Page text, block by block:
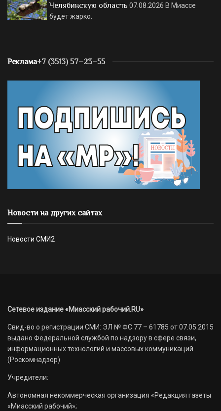
Челябинскую область 07.08.2026 В Миассе
будет жарко.
Реклама+7 (3513) 57–23–55
Новости на других сайтах
Новости СМИ2
Сетевое издание «Миасский рабочий.RU»
Свид-во о регистрации СМИ: ЭЛ № ФС 77 – 61785 от 07.05.2015
выдано Федеральной службой по надзору в сфере связи,
информационных технологий и массовых коммуникаций
(Роскомнадзор)
Учредители:
Автономная некоммерческая организация «Редакция газеты
«Миасский рабочий»;